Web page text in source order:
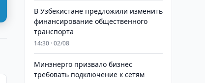
В Узбекистане предложили изменить
финансирование общественного
транспорта
14:30 · 02/08
Минэнерго призвало бизнес
требовать подключение к сетям